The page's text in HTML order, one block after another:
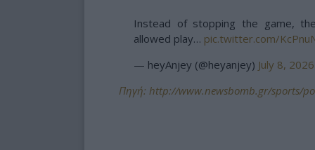
Instead of stopping the game,
allowed play… pic.twitter.com/
— heyAnjey (@heyanjey) July 8, 2026
Πηγή: http://www.newsbomb.gr/sports/